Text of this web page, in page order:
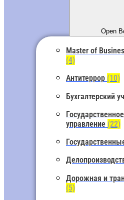
Open
Master of
(4)
Антитеррор (10)
Бухгалтерский
управление (22)
Дорожная и
(5)